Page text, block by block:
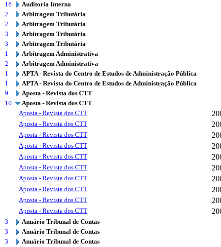
16
Auditoria Interna
2
Arbitragem Tributária
2
Arbitragem Tributária
3
Arbitragem Tributária
3
Arbitragem Tributária
1
Arbitragem Administrativa
2
Arbitragem Administrativa
1
APTA - Revista do Centro de Estudos de Administração Pública
1
APTA - Revista do Centro de Estudos de Administração Pública
9
Aposta - Revista dos CTT
10
Aposta - Revista dos CTT
Aposta - Revista dos CTT
Aposta - Revista dos CTT
Aposta - Revista dos CTT
Aposta - Revista dos CTT
Aposta - Revista dos CTT
Aposta - Revista dos CTT
Aposta - Revista dos CTT
Aposta - Revista dos CTT
Aposta - Revista dos CTT
Aposta - Revista dos CTT
3
Anuário Tribunal de Contas
3
Anuário Tribunal de Contas
3
Anuário Tribunal de Contas